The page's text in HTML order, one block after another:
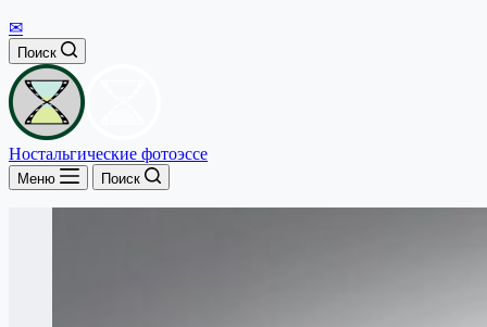
✉
Поиск
Ностальгические фотоэссе
Меню Поиск